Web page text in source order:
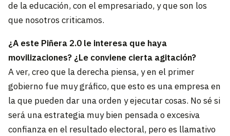
de la educación, con el empresariado, y que son los
que nosotros criticamos.
¿A este Piñera 2.0 le interesa que haya
movilizaciones? ¿Le conviene cierta agitación?
A ver, creo que la derecha piensa, y en el primer
gobierno fue muy gráfico, que esto es una empresa en
la que pueden dar una orden y ejecutar cosas. No sé si
será una estrategia muy bien pensada o excesiva
confianza en el resultado electoral, pero es llamativo